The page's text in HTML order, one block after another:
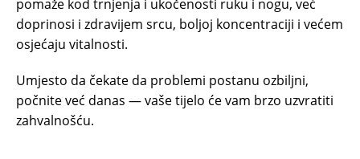
pomaže kod trnjenja i ukočenosti ruku i nogu, već
doprinosi i zdravijem srcu, boljoj koncentraciji i većem
osjećaju vitalnosti.
Umjesto da čekate da problemi postanu ozbiljni,
počnite već danas — vaše tijelo će vam brzo uzvratiti
zahvalnošću.